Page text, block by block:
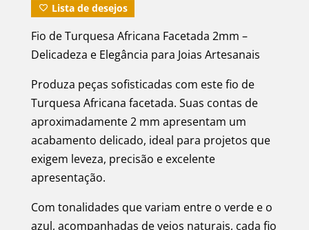
Lista de desejos
Fio de Turquesa Africana Facetada 2mm –
Delicadeza e Elegância para Joias Artesanais
Produza peças sofisticadas com este fio de
Turquesa Africana facetada. Suas contas de
aproximadamente 2 mm apresentam um
acabamento delicado, ideal para projetos que
exigem leveza, precisão e excelente
apresentação.
Com tonalidades que variam entre o verde e o
azul, acompanhadas de veios naturais, cada fio